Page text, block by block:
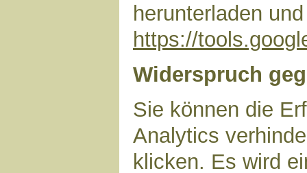
herunterladen
https://
Widerspruch
Sie können die
Analytics
klicken. Es wird